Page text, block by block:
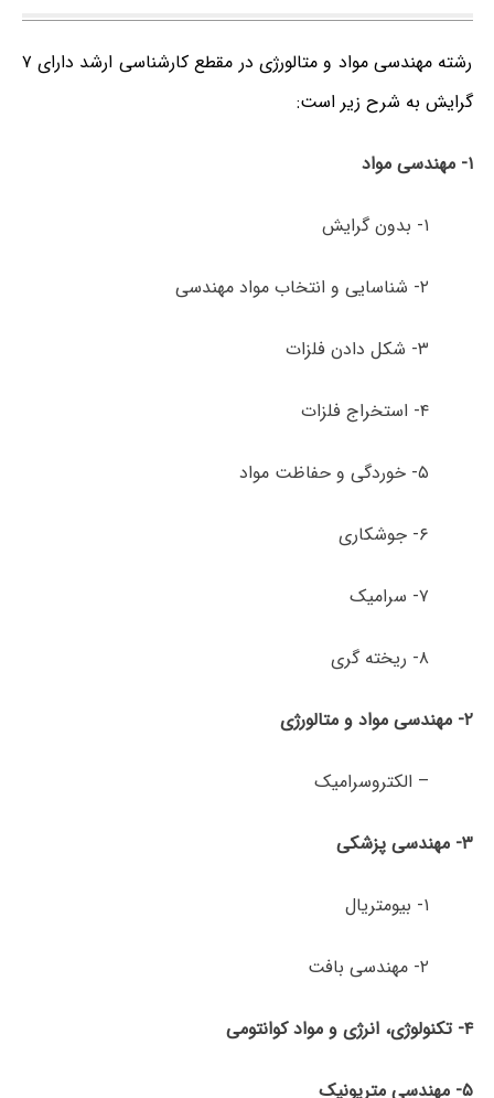
رشته مهندسی مواد و متالورژی در مقطع کارشناسی ارشد دارای ۷
گرایش به شرح زیر است:
۱- مهندسی مواد
۱- بدون گرایش
۲- شناسایی و انتخاب مواد مهندسی
۳- شکل دادن فلزات
۴- استخراج فلزات
۵- خوردگی و حفاظت مواد
۶- جوشکاری
۷- سرامیک
۸- ریخته گری
۲- مهندسی مواد و متالورژی
– الکتروسرامیک
۳- مهندسی پزشکی
۱- بیومتریال
۲- مهندسی بافت
۴- تکنولوژی، انرژی و مواد کوانتومی
۵- مهندسی متریونیک